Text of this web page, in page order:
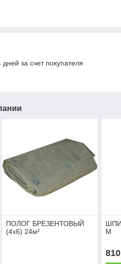
за счет покупателя
ПОЛОГ БРЕЗЕНТОВЫЙ
(4х6) 24м²
М
810